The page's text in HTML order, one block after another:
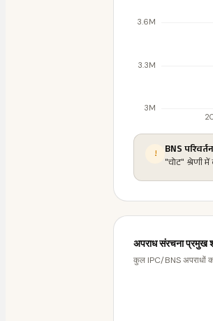
! BNS
"चोट" श्रेणी
अपराध संरचना प्रमुख
कुल IPC/BNS अपराधों